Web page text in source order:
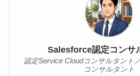
Salesforce認定コンサ
認定Service Cloudコンサルタント
コンサルタント